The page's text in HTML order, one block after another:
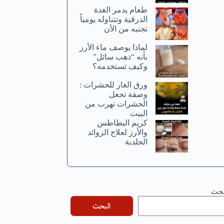
طعام يدمر الغدة
الدرقية وتتناوله يومياً
تجنبه من الأن
لماذا يوصف ماء الأرز
بأنه “ذهب سائل”
وكيف تستخدمه؟
ورق الغار للحشرات :
وصفة تجعل
الحشرات تهرب من
البيت
كريم البطاطس
والأرز لعلاج الزوائد
الجلدية
البحث